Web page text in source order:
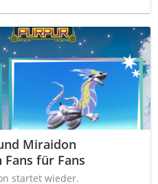
Miraidon
für Fans
startet wieder.